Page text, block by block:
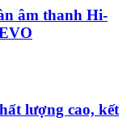
âm thanh Hi-
lượng cao, kết